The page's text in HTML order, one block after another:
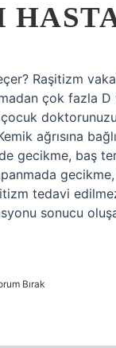
Raşitizm
çok fazla
ağrısına
gecikme, baş
tedavi
sonucu
Bırak